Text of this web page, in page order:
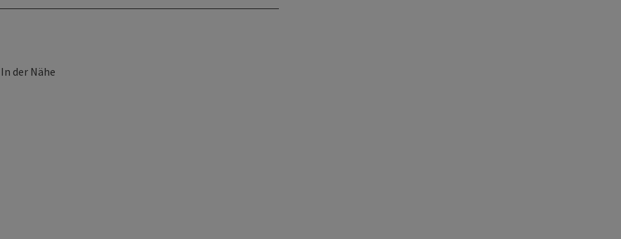
In der Nähe